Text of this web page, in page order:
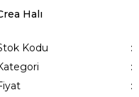
Halı
Kodu